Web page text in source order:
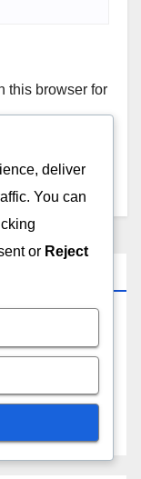
this browser for
deliver
You can
or Reject